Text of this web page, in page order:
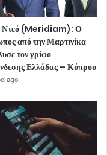
Ντεό (Meridiam): Ο
από την Μαρτινίκα
τον γρίφο
Ελλάδας – Κύπρου
ago